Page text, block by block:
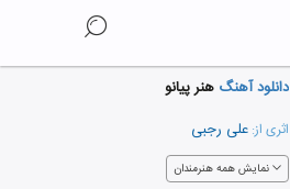
دانلود آهنگ هنر پیانو
اثری از: علی رجبی
نمایش همه هنرمندان